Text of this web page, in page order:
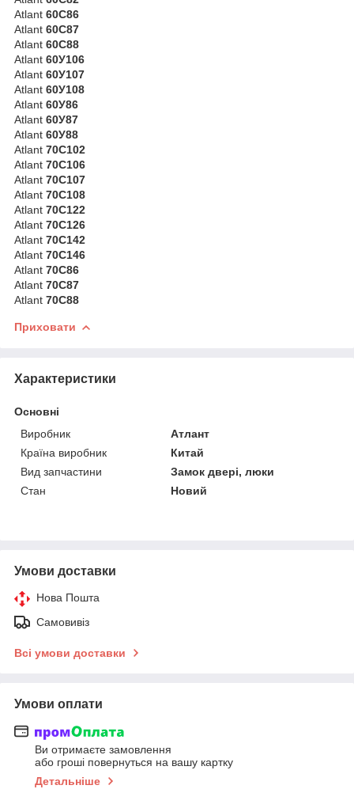
Atlant 60С86
Atlant 60С87
Atlant 60С88
Atlant 60У106
Atlant 60У107
Atlant 60У108
Atlant 60У86
Atlant 60У87
Atlant 60У88
Atlant 70С102
Atlant 70С106
Atlant 70С107
Atlant 70С108
Atlant 70С122
Atlant 70С126
Atlant 70С142
Atlant 70С146
Atlant 70С86
Atlant 70С87
Atlant 70С88
Приховати
Характеристики
Основні
Виробник
Атлант
Країна виробник
Китай
Вид запчастини
Замок двері, люки
Стан
Новий
Умови доставки
Нова Пошта
Самовивіз
Всі умови доставки
Умови оплати
Ви отримаєте замовлення
або гроші повернуться на вашу картку
Детальніше